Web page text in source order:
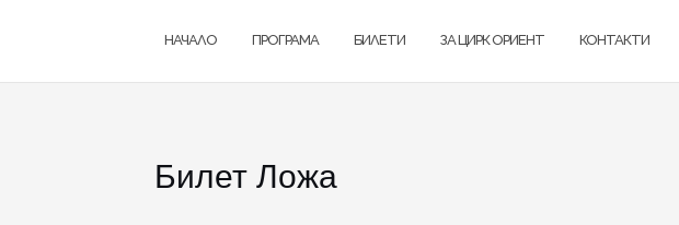
НАЧАЛО ПРОГРАМА БИЛЕТИ ЗА ЦИРК ОРИЕНТ КОНТАКТИ
Билет Ложа